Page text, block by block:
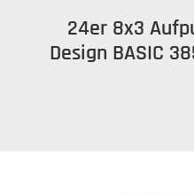
24er 8x3
Design BASIC